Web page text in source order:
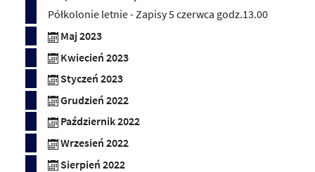
Półkolonie letnie - Zapisy 5 czerwca godz.13.00
Maj 2023
Kwiecień 2023
Styczeń 2023
Grudzień 2022
Październik 2022
Wrzesień 2022
Sierpień 2022